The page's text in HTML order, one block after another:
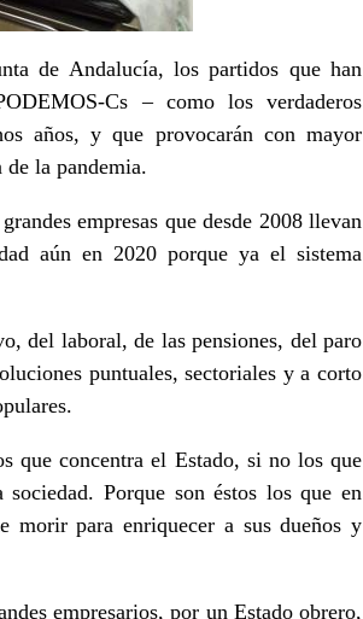
de Andalucía, los partidos que han
Cs – como los verdaderos
años, y que provocarán con mayor
la pandemia.
empresas que desde 2008 llevan
aún en 2020 porque ya el sistema
del laboral, de las pensiones, del paro
puntuales, sectoriales y a corto
que concentra el Estado, si no los que
Porque son éstos los que en
morir para enriquecer a sus dueños y
empresarios, por un Estado obrero,